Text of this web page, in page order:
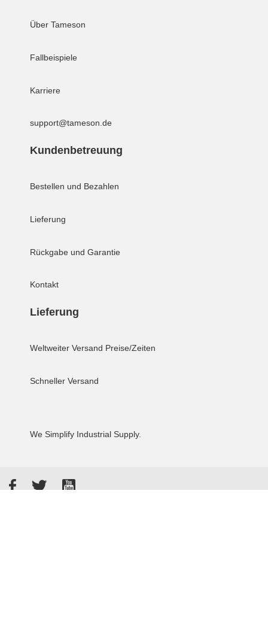
Über Tameson
Fallbeispiele
Karriere
support@tameson.de
Kundenbetreuung
Bestellen und Bezahlen
Lieferung
Rückgabe und Garantie
Kontakt
Lieferung
Weltweiter Versand Preise/Zeiten
Schneller Versand
We Simplify Industrial Supply.
FacebookTwitterYouTube